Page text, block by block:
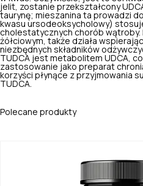
jelit, zostanie przekształcony
taurynę; mieszanina ta prowadzi
kwasu ursodeoksycholowy)
cholestatycznych chorób wątroby.
żółciowym, także działa
niezbędnych składników
TUDCA jest metabolitem UDCA,
zastosowanie jako preparat
korzyści płynące z przyjmowania
TUDCA.
Polecane produkty